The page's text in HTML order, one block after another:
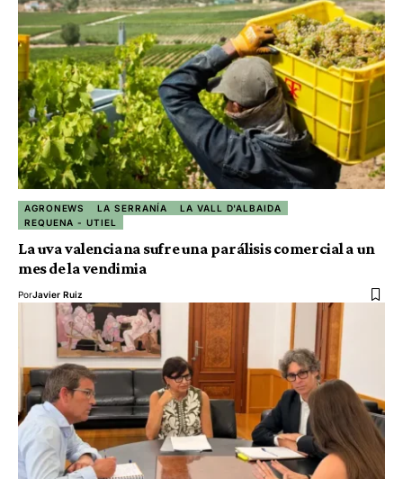
AGRONEWS LA SERRANÍA
LA VALL D'ALBAIDA
REQUENA - UTIEL
La uva valenciana sufre una parálisis comercial a un
mes de la vendimia
PorJavier Ruiz